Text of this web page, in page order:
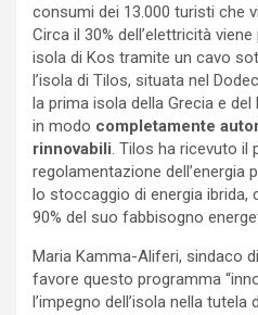
consumi dei 13.000 turisti che
Circa il 30% dell’elettricità
isola di Kos tramite un cavo
l’isola di Tilos, situata nel
la prima isola della Grecia e
in modo completamente
rinnovabili. Tilos ha ricevuto il
regolamentazione dell’energia
lo stoccaggio di energia ibrida,
90% del suo fabbisogno
Maria Kamma-Aliferi, sindaco
favore questo programma
l’impegno dell’isola nella tutela